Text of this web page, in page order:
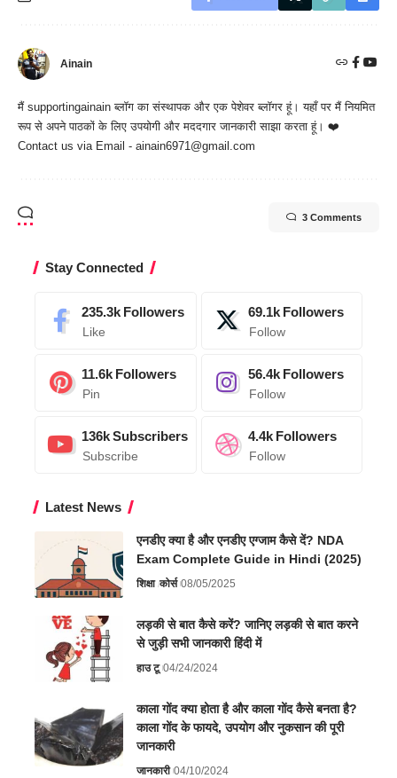
Ainain
मैं supportingainain ब्लॉग का संस्थापक और एक पेशेवर ब्लॉगर हूं। यहाँ पर मैं नियमित
रूप से अपने पाठकों के लिए उपयोगी और मददगार जानकारी साझा करता हूं। ❤️
Contact us via Email - ainain6971@gmail.com
3 Comments
Stay Connected
235.3k Followers
Like
69.1k Followers
Follow
11.6k Followers
Pin
56.4k Followers
Follow
136kSubscribers
Subscribe
4.4k Followers
Follow
Latest News
एनडीए क्या है और एनडीए एग्जाम कैसे दें? NDA
Exam Complete Guide in Hindi (2025)
शिक्षा कोर्स 08/05/2025
लड़की से बात कैसे करें? जानिए लड़की से बात करने
से जुड़ी सभी जानकारी हिंदी में
हाउ टू 04/24/2024
काला गोंद क्या होता है और काला गोंद कैसे बनता है?
काला गोंद के फायदे, उपयोग और नुकसान की पूरी
जानकारी
जानकारी 04/10/2024